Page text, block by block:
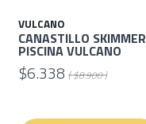
VULCANO
CANASTILLO SKIMMER
PISCINA VULCANO
$6.338 ( $8.900 )